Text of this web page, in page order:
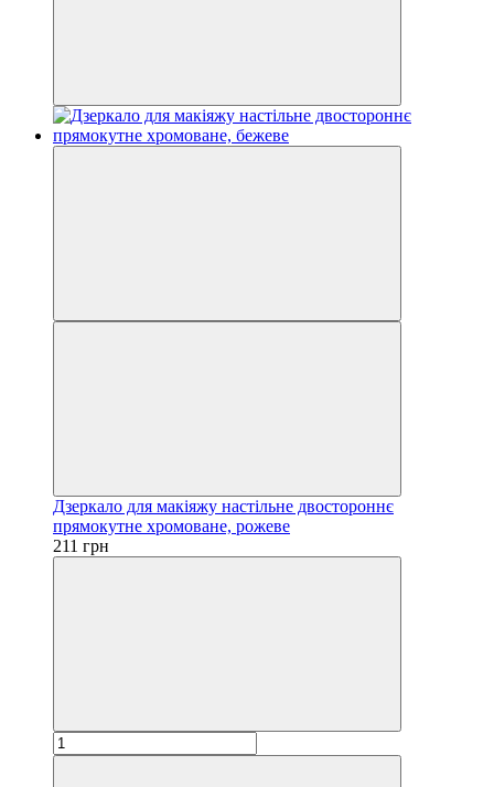
Дзеркало для макіяжу настільне двостороннє
прямокутне хромоване, рожеве
211 грн